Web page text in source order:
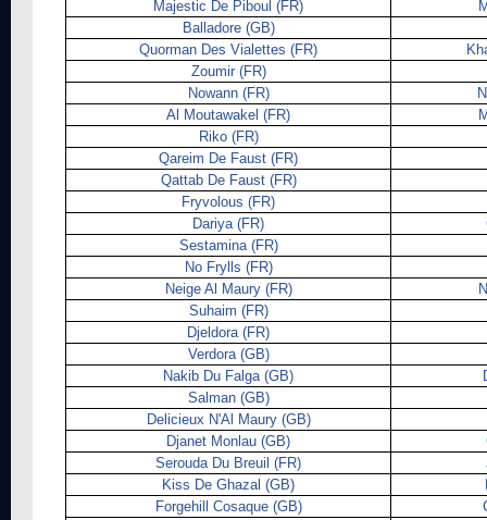
Majestic De Piboul (FR)
Balladore (GB)
Quorman Des Vialettes (FR)
Zoumir (FR)
Nowann (FR)
Al Moutawakel (FR)
Riko (FR)
Qareim De Faust (FR)
Qattab De Faust (FR)
Fryvolous (FR)
Dariya (FR)
Sestamina (FR)
No Frylls (FR)
Neige Al Maury (FR)
Suhaim (FR)
Djeldora (FR)
Verdora (GB)
Nakib Du Falga (GB)
Salman (GB)
Delicieux N'Al Maury (GB)
Djanet Monlau (GB)
Serouda Du Breuil (FR)
Kiss De Ghazal (GB)
Forgehill Cosaque (GB)